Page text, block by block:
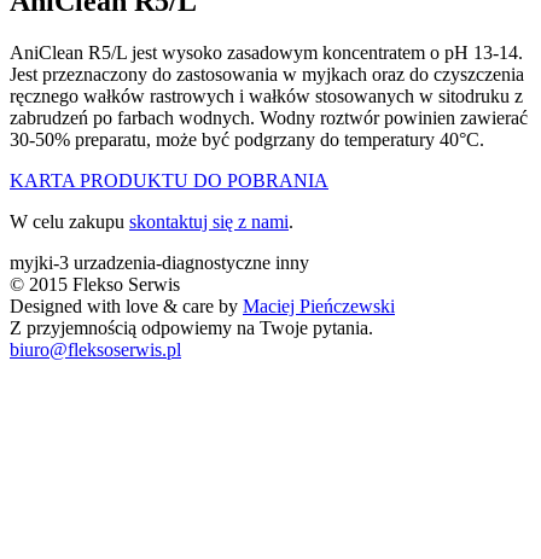
AniClean R5/L jest wysoko zasadowym koncentratem o pH 13-14.
Jest przeznaczony do zastosowania w myjkach oraz do czyszczenia
ręcznego wałków rastrowych i wałków stosowanych w sitodruku z
zabrudzeń po farbach wodnych. Wodny roztwór powinien zawierać
30-50% preparatu, może być podgrzany do temperatury 40°C.
KARTA PRODUKTU DO POBRANIA
W celu zakupu skontaktuj się z nami.
myjki-3 urzadzenia-diagnostyczne inny
© 2015 Flekso Serwis
Designed with love & care by Maciej Pieńczewski
Z przyjemnością odpowiemy na Twoje pytania.
biuro@fleksoserwis.pl